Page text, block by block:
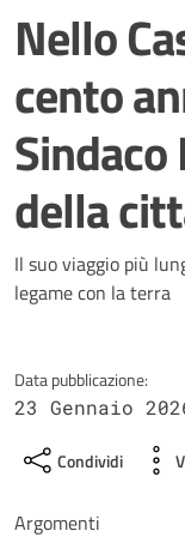
Nello
cento
Sindaco
della
Dettagli
Il suo viaggio più
legame con la terra
Data pubblicazione:
23 Gennaio
Condividi
Argomenti